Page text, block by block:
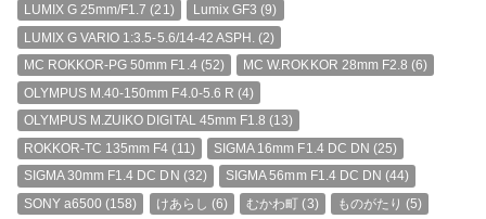
LUMIX G 25mm/F1.7 (21) Lumix GF3 (9)
LUMIX G VARIO 1:3.5-5.6/14-42 ASPH. (2)
MC ROKKOR-PG 50mm F1.4(52) MC W.ROKKOR 28mm F2.8 (6)
OLYMPUS M.40-150mm F4.0-5.6 R (4)
OLYMPUS M.ZUIKO DIGITAL 45mm F1.8 (13)
ROKKOR-TC 135mm F4 (11) SIGMA 16mm F1.4 DC DN (25)
SIGMA 30mm F1.4 DC DN (32) SIGMA 56mm F1.4 DC DN (44)
SONY a6500 (158) けあらし (6) むかわ町 (3) ものがたり (5)